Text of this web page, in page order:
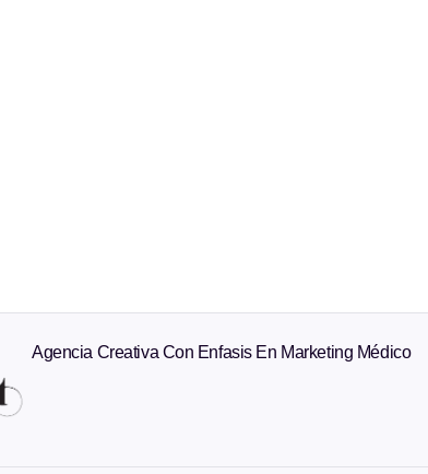
Agencia Creativa Con Enfasis En Marketing Médico